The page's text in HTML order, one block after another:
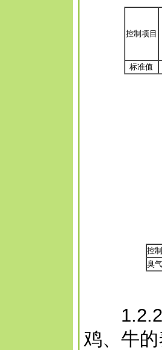
控制项目
标准值
控
臭
1.2.2
鸡、牛